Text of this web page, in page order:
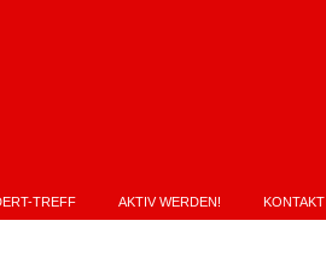
TREFF AKTIV WERDEN! KONTAKT